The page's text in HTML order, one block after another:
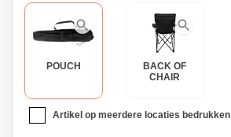
POUCH
BACK OF
CHAIR
Artikel op meerdere locaties bedrukken